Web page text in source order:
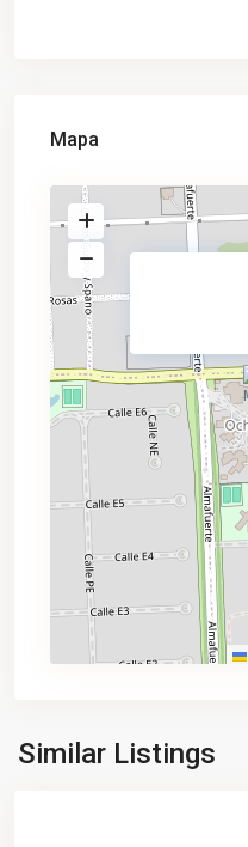
Mapa
Similar Listings
Fisherton
Rosario